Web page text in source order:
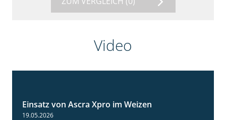
Video
Einsatz von Ascra Xpro im Weizen
19.05.2026